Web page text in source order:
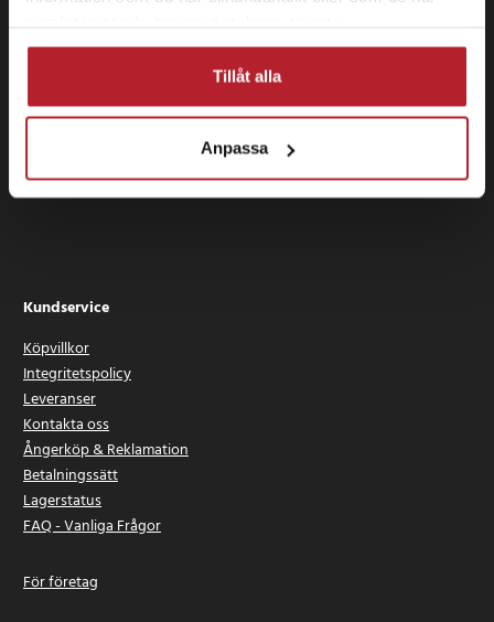
Tillåt alla
Anpassa
Kontakt
Kundservice
Kundservice
Köpvillkor
Integritetspolicy
Leveranser
Kontakta oss
Ångerköp & Reklamation
Betalningssätt
Lagerstatus
FAQ - Vanliga Frågor
För företag